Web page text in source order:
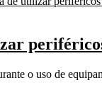
o uso de